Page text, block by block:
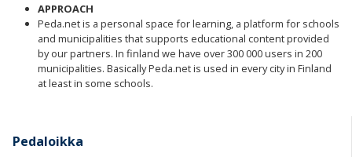
APPROACH
Peda.net is a personal space for learning, a platform for schools
and municipalities that supports educational content provided
by our partners. In finland we have over 300 000 users in 200
municipalities. Basically Peda.net is used in every city in Finland
at least in some schools.
Pedaloikka